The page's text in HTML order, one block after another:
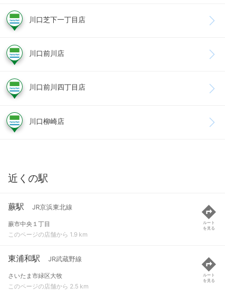
川口芝下一丁目店
川口前川店
川口前川四丁目店
川口柳崎店
近くの駅
蕨駅 JR京浜東北線
蕨市中央１丁目
このページの店舗から 1.9 km
ルート
を見る
東浦和駅 JR武蔵野線
さいたま市緑区大牧
このページの店舗から 2.5 km
ルート
を見る